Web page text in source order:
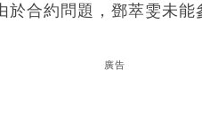
合約問題，鄧萃雯未能
廣告